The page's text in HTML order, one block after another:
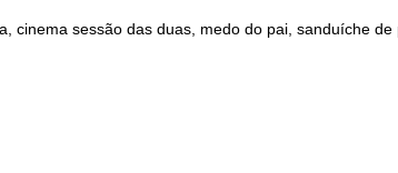
cinema sessão das duas, medo do pai, sanduíche